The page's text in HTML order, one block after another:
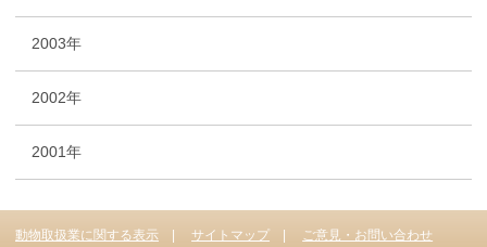
2003年
2002年
2001年
動物取扱業に関する表示 サイトマップ ご意見・お問い合わせ